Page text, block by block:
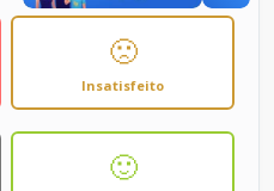
🙁
Insatisfeito
🙂